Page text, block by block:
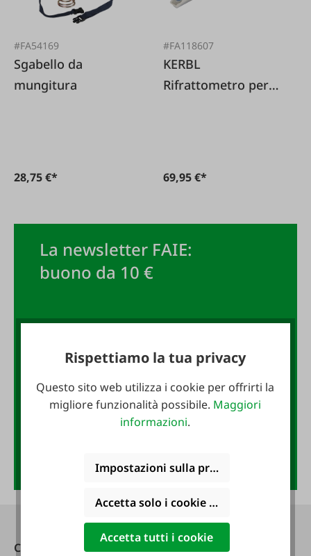
#FA54169
Sgabello da
mungitura
28,75 €*
#FA118607
KERBL
Rifrattometro per
69,95 €*
La newsletter FAIE:
buono da 10 €
FAIE e assicurati un buono da 10
Indirizzo e-mail*
Anmelden
Contatti
Raggiungibile
Rispettiamo la tua privacy
Questo sito web utilizza i cookie per offrirti la
migliore funzionalità possibile. Maggiori
informazioni.
Impostazioni sulla privacy
Accetta solo i cookie funzionali
Accetta tutti i cookie